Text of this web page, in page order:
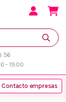
56
- 19:00
Contacto empresas